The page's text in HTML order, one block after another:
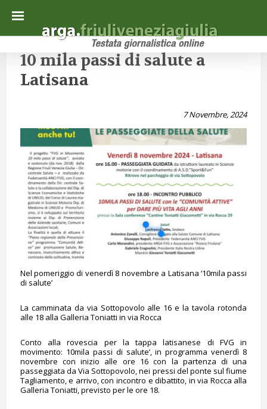
10 mila passi di salute a
Latisana
7 Novembre, 2024
Nel pomeriggio di venerdì 8 novembre a Latisana ‘10mila passi
di salute’
La camminata da via Sottopovolo alle 16 e la tavola rotonda
alle 18 alla Galleria Toniatti in via Rocca
Conto alla rovescia per la tappa latisanese di FVG in
movimento: 10mila passi di salute’, in programma venerdì 8
novembre con inizio alle ore 16 con la partenza di una
passeggiata da Via Sottopovolo, nei pressi del ponte sul fiume
Tagliamento, e arrivo, con incontro e dibattito, in via Rocca alla
Galleria Toniatti, previsto per le ore 18.